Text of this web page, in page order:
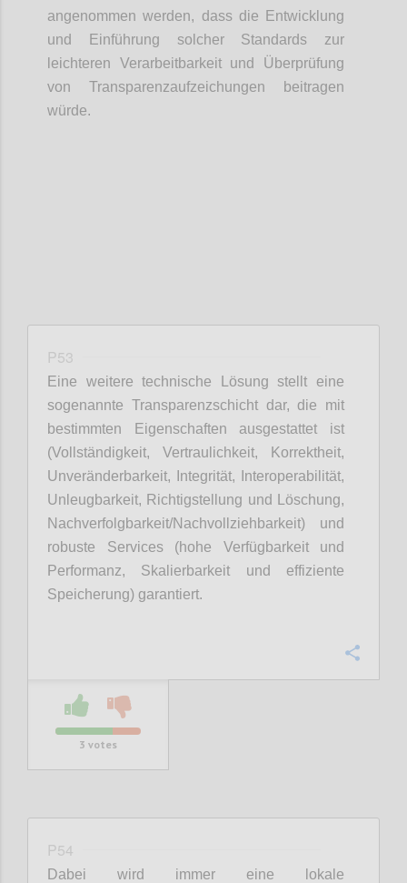
angenommen werden, dass die Entwicklung
und Einführung solcher Standards zur
leichteren Verarbeitbarkeit und Überprüfung
von Transparenzaufzeichungen beitragen
würde.
P53
Eine weitere technische Lösung stellt eine
sogenannte Transparenzschicht dar, die mit
bestimmten Eigenschaften ausgestattet ist
(Vollständigkeit, Vertraulichkeit, Korrektheit,
Unveränderbarkeit, Integrität, Interoperabilität,
Unleugbarkeit, Richtigstellung und Löschung,
Nachverfolgbarkeit/Nachvollziehbarkeit) und
robuste Services (hohe Verfügbarkeit und
Performanz, Skalierbarkeit und effiziente
Speicherung) garantiert.
3 votes
P54
Dabei wird immer eine lokale